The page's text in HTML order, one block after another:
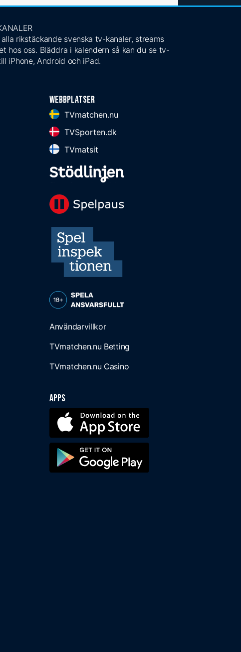
rikstäckande svenska tv-kanaler, streams
oss. Bläddra i kalendern så kan du se tv-
iPhone, Android och iPad.
Webbplatser
TVmatchen.nu
TVSporten.dk
TVmatsit
Användarvillkor
TVmatchen.nu Betting
TVmatchen.nu Casino
Apps